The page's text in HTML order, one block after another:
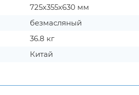
725х355х630 мм
безмасляный
36.8 кг
Китай